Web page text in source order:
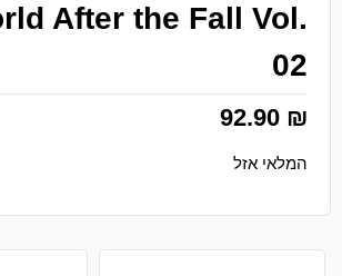
After the Fall Vol.
02
92.90 ₪
המלאי אזל